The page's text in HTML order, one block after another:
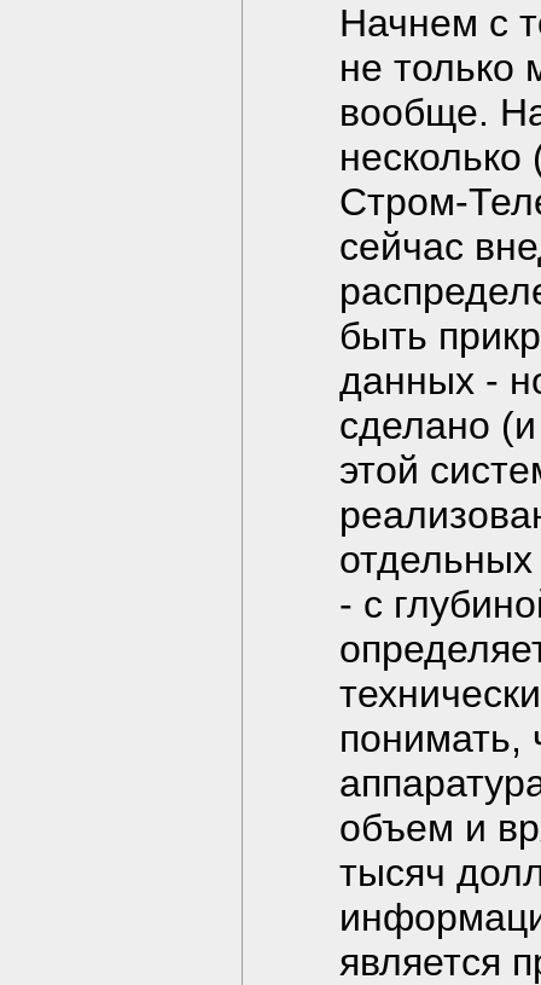
Начнем с
не
вообще.
Стром-
сейчас
быть
данных -
сделано
этой
- с
понимать,
объем и
тысяч
является